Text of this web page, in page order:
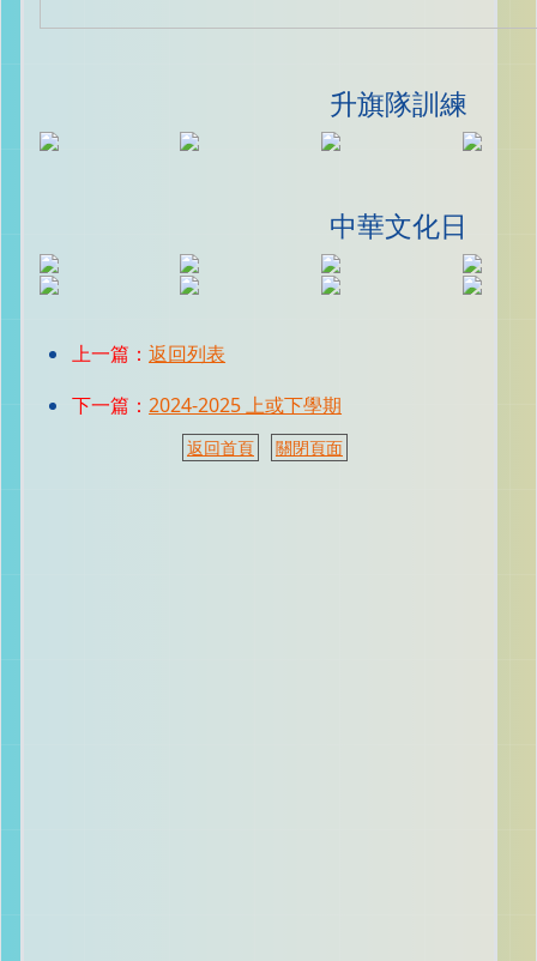
升旗隊訓練
中華文化日
上一篇：返回列表
下一篇：2024-2025 上或下學期
返回首頁 關閉頁面